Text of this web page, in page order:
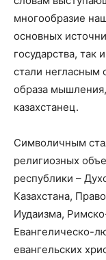
многообразие
основных
государства, так
стали негласным
образа
казахстанец.
Символичным
религиозных
республики –
Казахстана,
Иудаизма,
Евангелическо-
евангельских